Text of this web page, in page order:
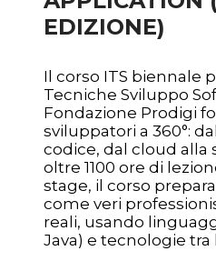
EDIZIONE)
Il corso ITS biennale
Tecniche Sviluppo
Fondazione Prodigi
sviluppatori a 360°:
codice, dal cloud alla
oltre 1100 ore di
stage, il corso
come veri
reali, usando
Java) e tecnologie tra